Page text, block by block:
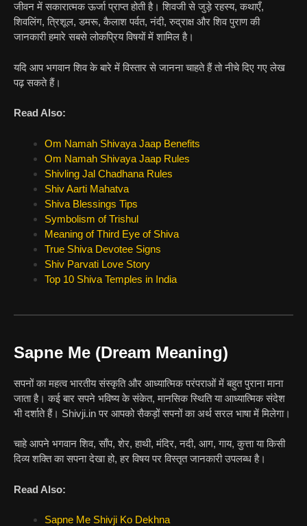
जीवन में सकारात्मक ऊर्जा प्राप्त होती है। शिवजी से जुड़े रहस्य, कथाएँ,
शिवलिंग, त्रिशूल, डमरू, कैलाश पर्वत, नंदी, रुद्राक्ष और शिव पुराण की
जानकारी हमारे सबसे लोकप्रिय विषयों में शामिल है।
यदि आप भगवान शिव के बारे में विस्तार से जानना चाहते हैं तो नीचे दिए गए लेख
पढ़ सकते हैं।
Read Also:
Om Namah Shivaya Jaap Benefits
Om Namah Shivaya Jaap Rules
Shivling Jal Chadhana Rules
Shiv Aarti Mahatva
Shiva Blessings Tips
Symbolism of Trishul
Meaning of Third Eye of Shiva
True Shiva Devotee Signs
Shiv Parvati Love Story
Top 10 Shiva Temples in India
Sapne Me (Dream Meaning)
सपनों का महत्व भारतीय संस्कृति और आध्यात्मिक परंपराओं में बहुत पुराना माना
जाता है। कई बार सपने भविष्य के संकेत, मानसिक स्थिति या आध्यात्मिक संदेश
भी दर्शाते हैं। Shivji.in पर आपको सैकड़ों सपनों का अर्थ सरल भाषा में मिलेगा।
चाहे आपने भगवान शिव, साँप, शेर, हाथी, मंदिर, नदी, आग, गाय, कुत्ता या किसी
दिव्य शक्ति का सपना देखा हो, हर विषय पर विस्तृत जानकारी उपलब्ध है।
Read Also:
Sapne Me Shivji Ko Dekhna